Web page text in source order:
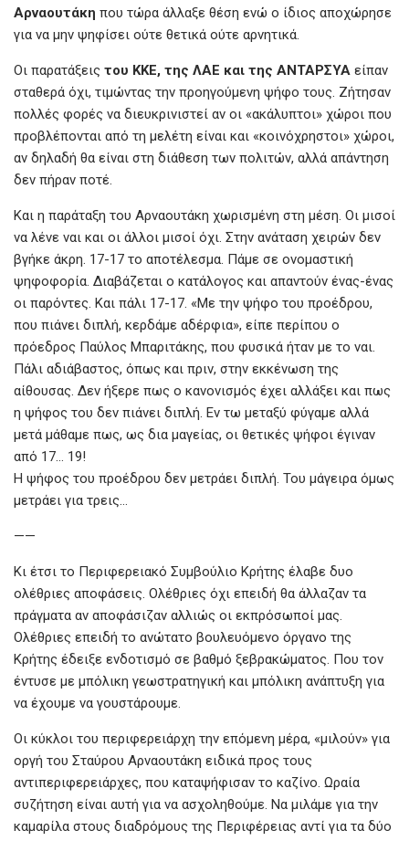
Αρναουτάκη που τώρα άλλαξε θέση ενώ ο ίδιος αποχώρησε
για να μην ψηφίσει ούτε θετικά ούτε αρνητικά.
Οι παρατάξεις του ΚΚΕ, της ΛΑΕ και της ΑΝΤΑΡΣΥΑ είπαν
σταθερά όχι, τιμώντας την προηγούμενη ψήφο τους. Ζήτησαν
πολλές φορές να διευκρινιστεί αν οι «ακάλυπτοι» χώροι που
προβλέπονται από τη μελέτη είναι και «κοινόχρηστοι» χώροι,
αν δηλαδή θα είναι στη διάθεση των πολιτών, αλλά απάντηση
δεν πήραν ποτέ.
Και η παράταξη του Αρναουτάκη χωρισμένη στη μέση. Οι μισοί
να λένε ναι και οι άλλοι μισοί όχι. Στην ανάταση χειρών δεν
βγήκε άκρη. 17-17 το αποτέλεσμα. Πάμε σε ονομαστική
ψηφοφορία. Διαβάζεται ο κατάλογος και απαντούν ένας-ένας
οι παρόντες. Και πάλι 17-17. «Με την ψήφο του προέδρου,
που πιάνει διπλή, κερδάμε αδέρφια», είπε περίπου ο
πρόεδρος Παύλος Μπαριτάκης, που φυσικά ήταν με το ναι.
Πάλι αδιάβαστος, όπως και πριν, στην εκκένωση της
αίθουσας. Δεν ήξερε πως ο κανονισμός έχει αλλάξει και πως
η ψήφος του δεν πιάνει διπλή. Εν τω μεταξύ φύγαμε αλλά
μετά μάθαμε πως, ως δια μαγείας, οι θετικές ψήφοι έγιναν
από 17… 19!
Η ψήφος του προέδρου δεν μετράει διπλή. Του μάγειρα όμως
μετράει για τρεις…
——
Κι έτσι το Περιφερειακό Συμβούλιο Κρήτης έλαβε δυο
ολέθριες αποφάσεις. Ολέθριες όχι επειδή θα άλλαζαν τα
πράγματα αν αποφάσιζαν αλλιώς οι εκπρόσωποί μας.
Ολέθριες επειδή το ανώτατο βουλευόμενο όργανο της
Κρήτης έδειξε ενδοτισμό σε βαθμό ξεβρακώματος. Που τον
έντυσε με μπόλικη γεωστρατηγική και μπόλικη ανάπτυξη για
να έχουμε να γουστάρουμε.
Οι κύκλοι του περιφερειάρχη την επόμενη μέρα, «μιλούν» για
οργή του Σταύρου Αρναουτάκη ειδικά προς τους
αντιπεριφερειάρχες, που καταψήφισαν το καζίνο. Ωραία
συζήτηση είναι αυτή για να ασχοληθούμε. Να μιλάμε για την
καμαρίλα στους διαδρόμους της Περιφέρειας αντί για τα δύο